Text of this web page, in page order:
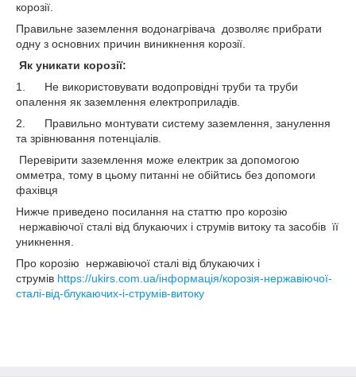
корозії.
Правильне заземлення водонагрівача дозволяє прибрати
одну з основних причин виникнення корозії.
Як уникати корозії:
1. Не використовувати водопровідні труби та труби
опалення як заземлення електроприладів.
2. Правильно монтувати систему заземлення, занулення
та зрівнювання потенціалів.
Перевірити заземлення може електрик за допомогою
омметра, тому в цьому питанні не обійтись без допомоги
фахівця
Нижче приведено посилання на статтю про корозію
нержавіючої сталі від блукаючих і струмів витоку та засобів її
уникнення.
Про корозію нержавіючої сталі від блукаючих і
струмів https://ukirs.com.ua/інформація/корозія-нержавіючої-
сталі-від-блукаючих-і-струмів-витоку